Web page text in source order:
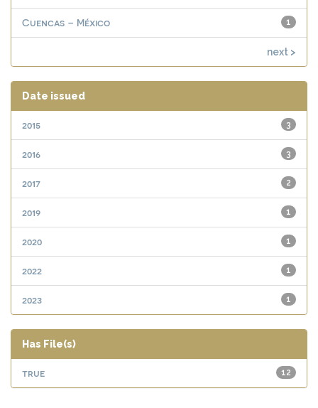
1
Cuencas – México
next >
Date issued
3
2015
3
2016
2
2017
1
2019
1
2020
1
2022
1
2023
Has File(s)
12
true